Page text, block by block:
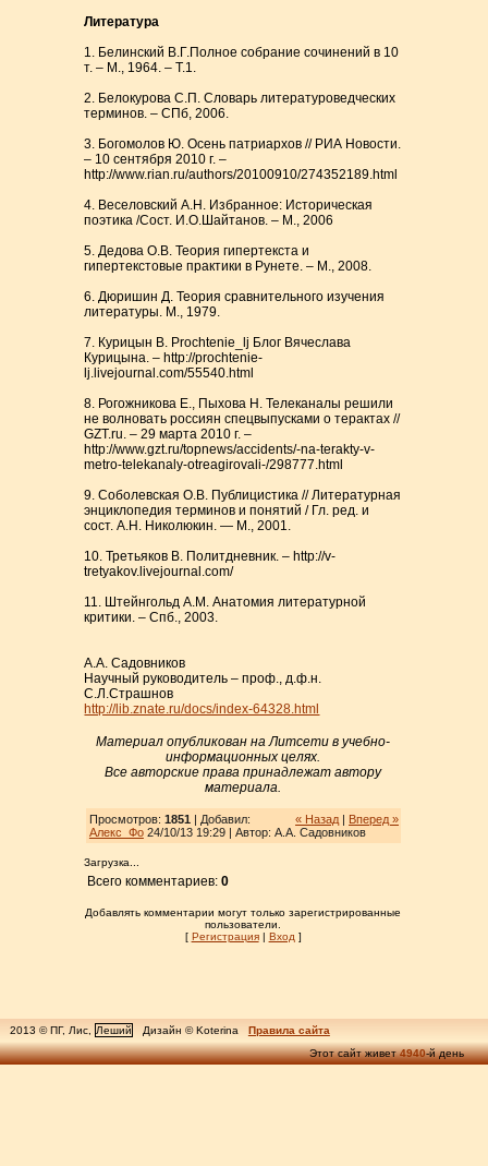
Литература
1. Белинский В.Г.Полное собрание сочинений в 10
т. – М., 1964. – Т.1.
2. Белокурова С.П. Словарь литературоведческих
терминов. – СПб, 2006.
3. Богомолов Ю. Осень патриархов // РИА Новости.
– 10 сентября 2010 г. –
http://www.rian.ru/authors/20100910/274352189.html
4. Веселовский А.Н. Избранное: Историческая
поэтика /Сост. И.О.Шайтанов. – М., 2006
5. Дедова О.В. Теория гипертекста и
гипертекстовые практики в Рунете. – М., 2008.
6. Дюришин Д. Теория сравнительного изучения
литературы. М., 1979.
7. Курицын В. Prochtenie_lj Блог Вячеслава
Курицына. – http://prochtenie-
lj.livejournal.com/55540.html
8. Рогожникова Е., Пыхова Н. Телеканалы решили
не волновать россиян спецвыпусками о терактах //
GZT.ru. – 29 марта 2010 г. –
http://www.gzt.ru/topnews/accidents/-na-terakty-v-
metro-telekanaly-otreagirovali-/298777.html
9. Соболевская О.В. Публицистика // Литературная
энциклопедия терминов и понятий / Гл. ред. и
сост. А.Н. Николюкин. — М., 2001.
10. Третьяков В. Политдневник. – http://v-
tretyakov.livejournal.com/
11. Штейнгольд А.М. Анатомия литературной
критики. – Спб., 2003.
А.А. Садовников
Научный руководитель – проф., д.ф.н.
С.Л.Страшнов
http://lib.znate.ru/docs/index-64328.html
Материал опубликован на Литсети в учебно-
информационных целях.
Все авторские права принадлежат автору
материала.
« Назад | Вперед »
Просмотров: 1851| Добавил:
Алекс_Фо24/10/13 19:29 | Автор: А.А. Садовников
Загрузка...
Всего комментариев:0
Добавлять комментарии могут только зарегистрированные
пользователи.
[ Регистрация| Вход ]
2013 © ПГ, Лис, Леший Дизайн © Koterina
Правила сайта
Этот сайт живет4940-й день